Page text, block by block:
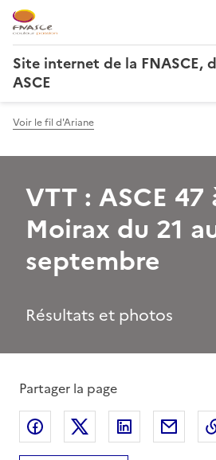
Site internet de la FNASCE,
ASCE
Voir le fil d'Ariane
VTT : ASCE 47
Moirax du 21
septembre
Résultats et photos
Partager la page
Partager sur Facebook
Partager sur X
Partager